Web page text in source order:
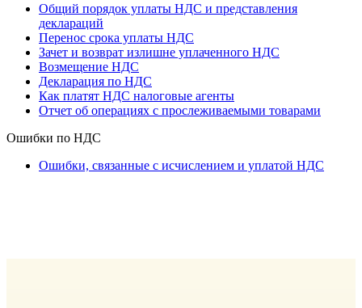
Общий порядок уплаты НДС и представления
деклараций
Перенос срока уплаты НДС
Зачет и возврат излишне уплаченного НДС
Возмещение НДС
Декларация по НДС
Как платят НДС налоговые агенты
Отчет об операциях с прослеживаемыми товарами
Ошибки по НДС
Ошибки, связанные с исчислением и уплатой НДС